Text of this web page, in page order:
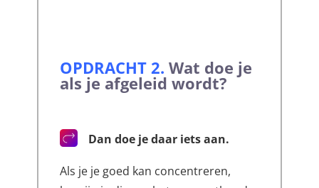
OPDRACHT 2. Wat doe je
als je afgeleid wordt?
Dan doe je daar iets aan.
Als je je goed kan concentreren,